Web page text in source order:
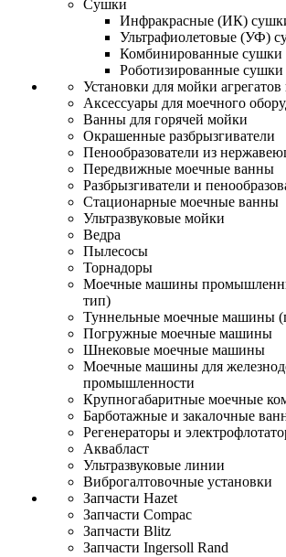
Сушки
Инфракрасные (ИК)
Ультрафиолетовые (УФ)
Комбинированные сушки
Роботизированные сушки
Установки для мойки агрегатов
Аксессуары для моечного
Ванны для горячей мойки
Окрашенные разбрызгиватели
Пенообразователи из
Передвижные моечные ванны
Разбрызгиватели и
Стационарные моечные ванны
Ультразвуковые мойки
Ведра
Пылесосы
Торнадоры
Моечные машины
тип)
Туннельные моечные машины
Погружные моечные машины
Шнековые моечные машины
Моечные машины для
промышленности
Крупногабаритные моечные
Барботажные и закалочные
Регенераторы и
Аквабласт
Ультразвуковые линии
Виброгалтовочные установки
Запчасти Hazet
Запчасти Compac
Запчасти Blitz
Запчасти Ingersoll Rand